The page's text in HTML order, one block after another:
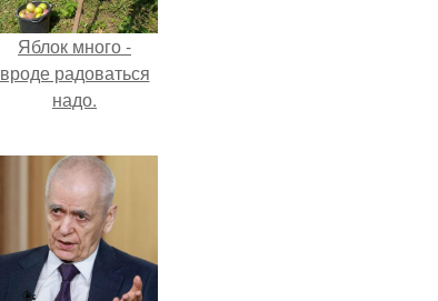
Яблок много -
вроде радоваться
надо.